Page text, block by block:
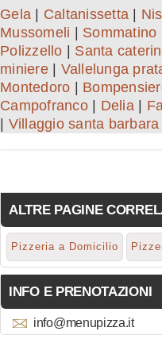
Gela Caltanissetta
Mussomeli
Sommatino
Polizzello
Santa
miniere| Vallelunga
Montedoro
Campofranco| Delia|
Villaggio santa barbara
ALTRE PAGINE
Pizzeria a Domicilio
INFO E PRENOTAZIONI
info@menupizza.it